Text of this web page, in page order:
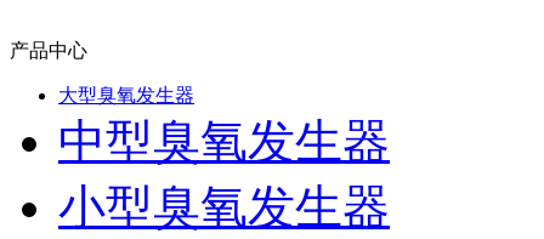
产品中心
大型臭氧发生器
中型臭氧发生器
小型臭氧发生器